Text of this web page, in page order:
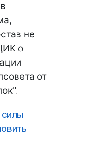
не
о
от
силы